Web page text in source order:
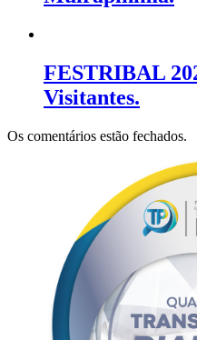
FESTRIBAL
Visitantes.
Os comentários estão fechados.